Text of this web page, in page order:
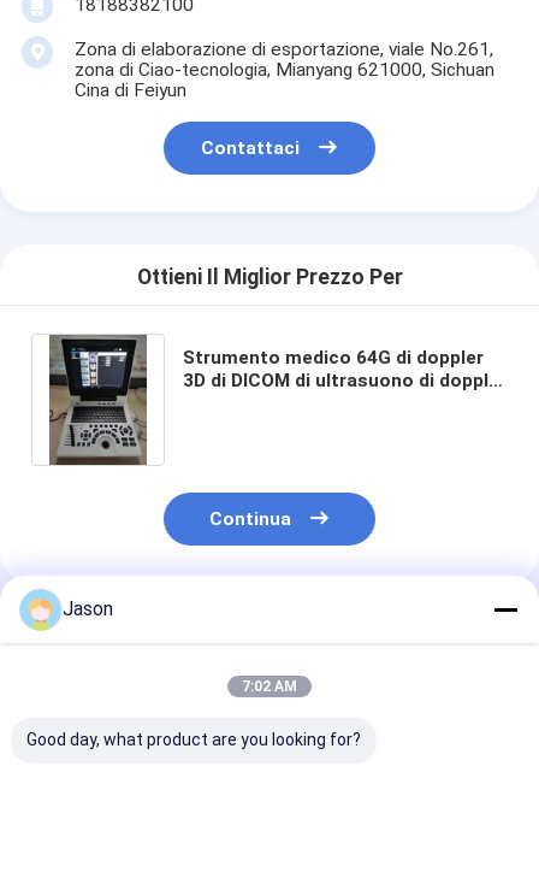
18188382100
Zona di elaborazione di esportazione, viale No.261,
zona di Ciao-tecnologia, Mianyang 621000, Sichuan
Cina di Feiyun
Contattaci
Ottieni Il Miglior Prezzo Per
Strumento medico 64G di doppler
3D di DICOM di ultrasuono di doppler
Continua
Prodotti Raccomandati
Jason
7:02 AM
Good day, what product are you looking for?